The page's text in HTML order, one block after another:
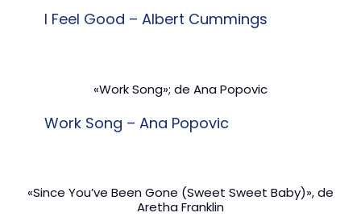
I Feel Good – Albert Cummings
«Work Song»; de Ana Popovic
Work Song – Ana Popovic
«Since You’ve Been Gone (Sweet Sweet Baby)», de
Aretha Franklin